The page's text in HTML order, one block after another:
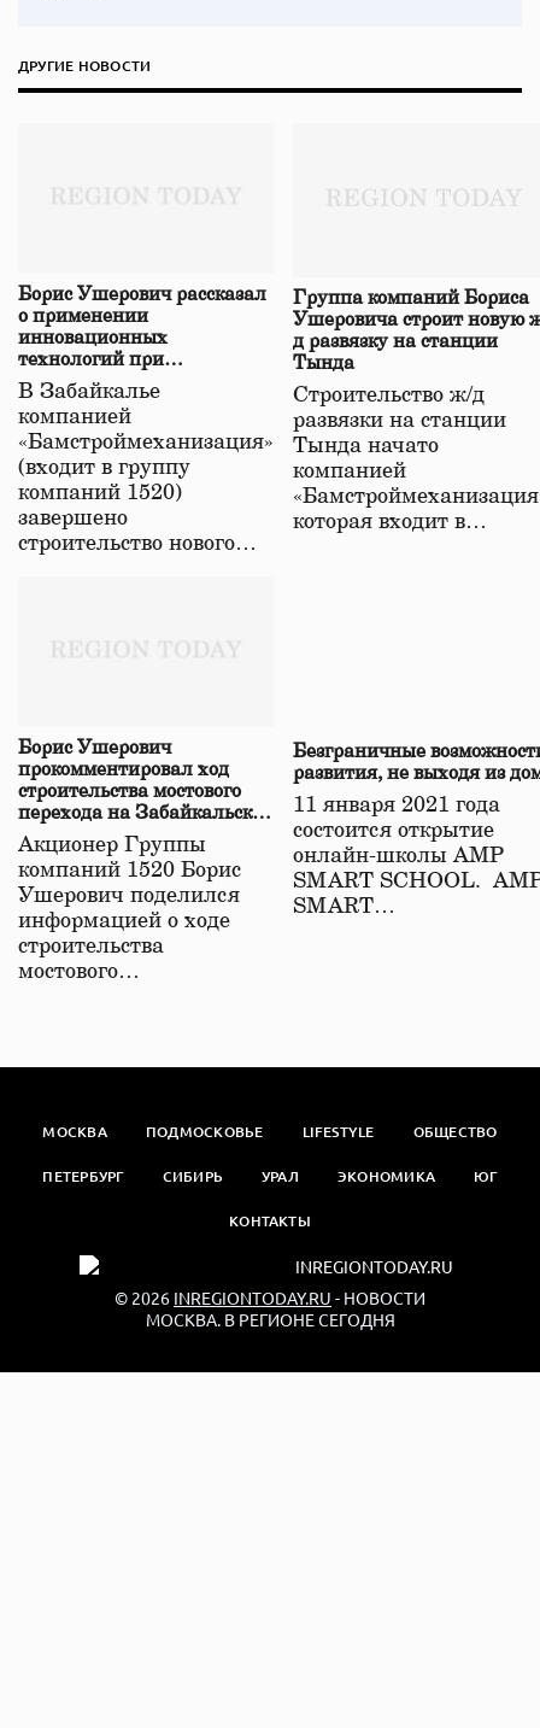
ДРУГИЕ НОВОСТИ
Борис Ушерович рассказал
о применении
инновационных
технологий при
строительстве нового моста
в Забайкалье
В Забайкалье
компанией
«Бамстроймеханизация»
(входит в группу
компаний 1520)
завершено
строительство нового…
Группа компаний Бориса
Ушеровича строит новую
д развязку на станции
Тында
Строительство ж/д
развязки на станции
Тында начато
компанией
которая входит в…
Борис Ушерович
прокомментировал ход
строительства мостового
перехода на Забайкальской
железной дороге
Акционер Группы
компаний 1520 Борис
Ушерович поделился
информацией о ходе
строительства
мостового…
Безграничные
развития, не выходя из
11 января 2021 года
состоится открытие
онлайн-школы АМР
SMART SCHOOL.
SMART…
МОСКВА ПОДМОСКОВЬЕ LIFESTYLE ОБЩЕСТВО
ПЕТЕРБУРГ СИБИРЬ УРАЛ ЭКОНОМИКА ЮГ
КОНТАКТЫ
© 2026 INREGIONTODAY.RU - НОВОСТИ
МОСКВА. В РЕГИОНЕ СЕГОДНЯ